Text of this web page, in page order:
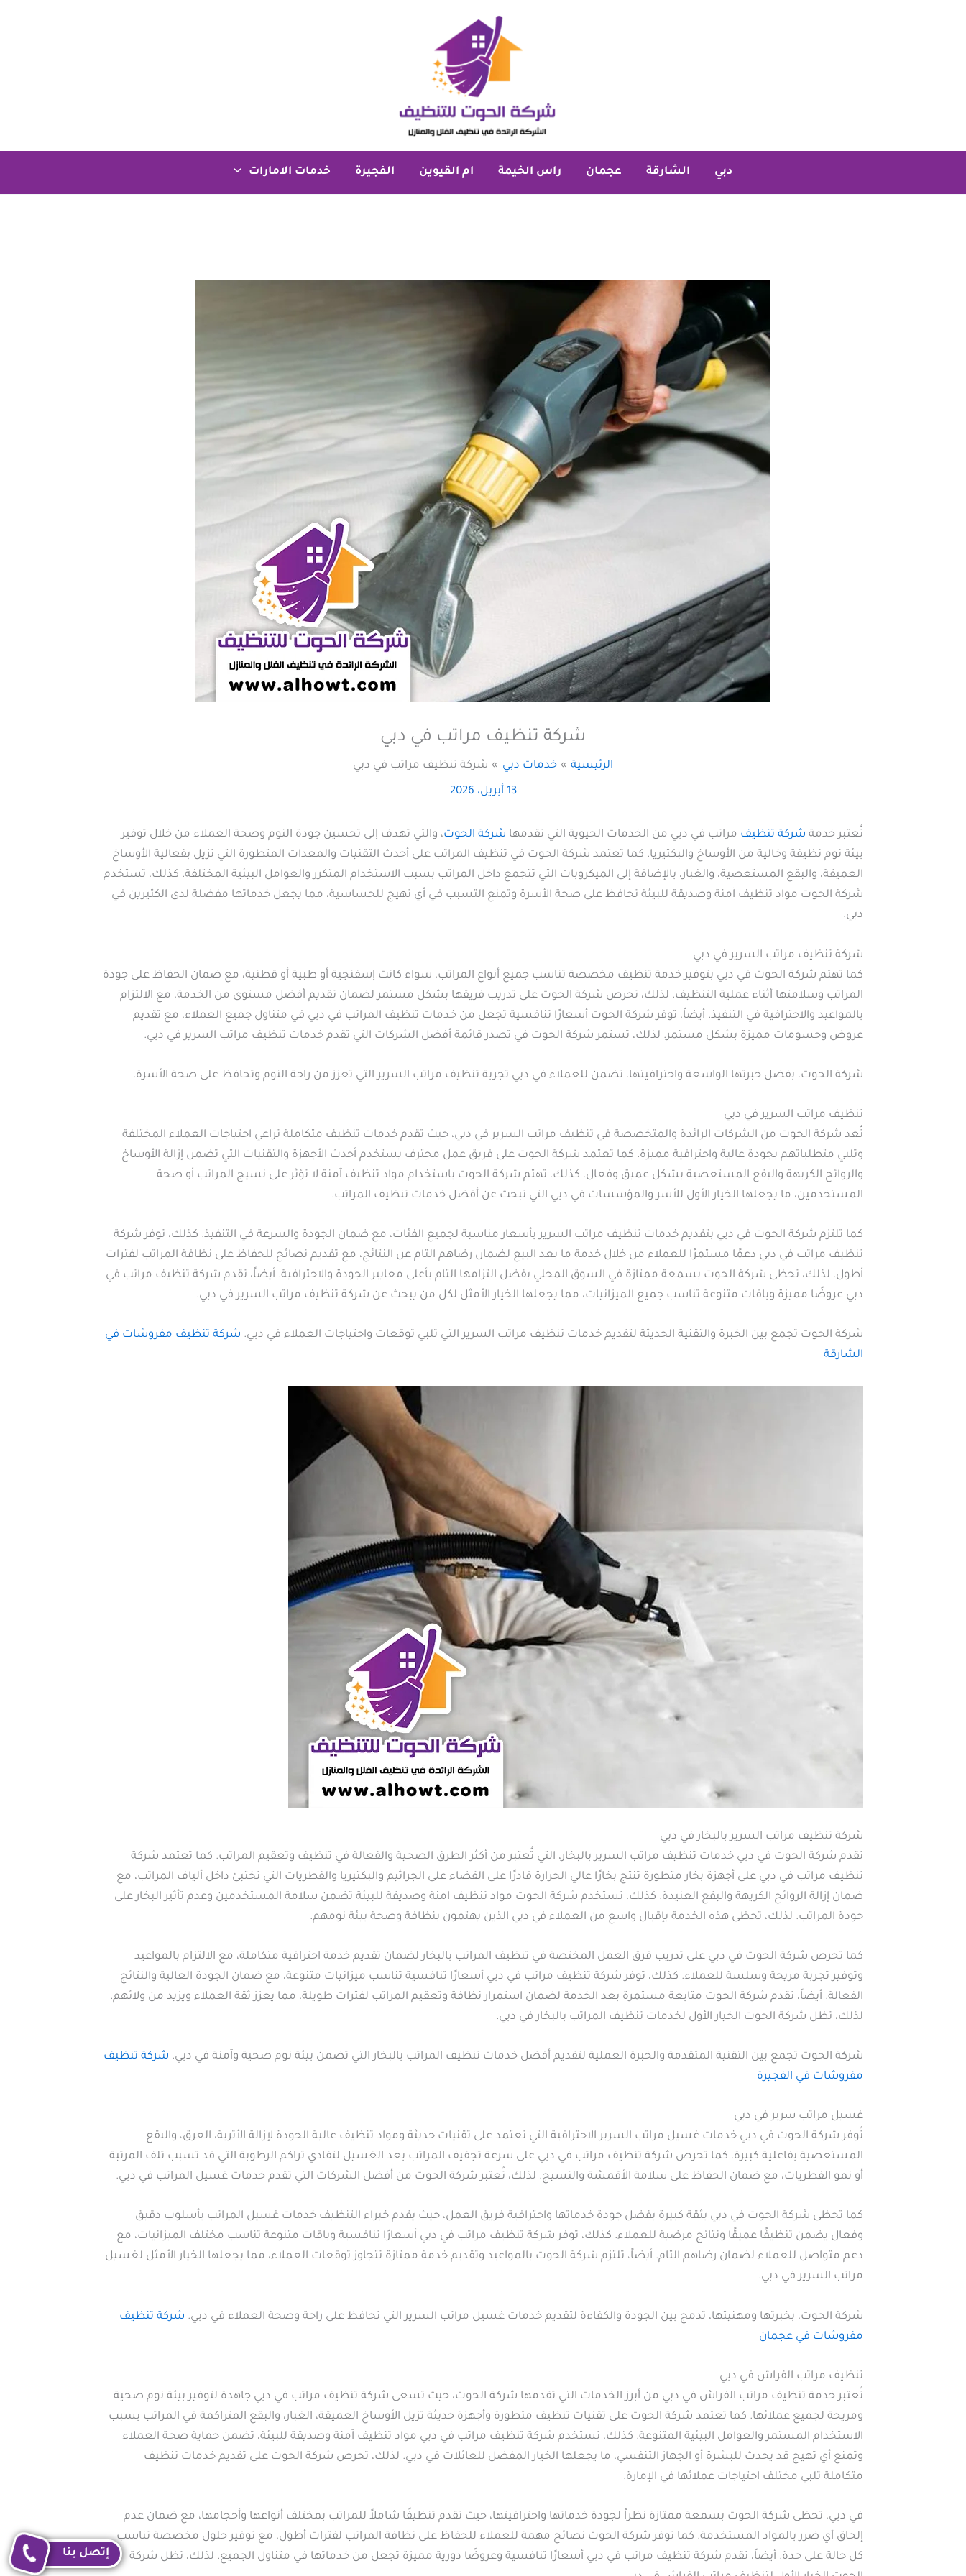
دبي الشارقة عجمان راس الخيمة ام القيوين الفجيرة خدمات الامارات
شركة تنظيف مراتب في دبي
الرئيسية خدمات دبي شركة تنظيف مراتب في دبي
13 أبريل، 2026
تُعتبر خدمة شركة تنظيف مراتب في دبي من الخدمات الحيوية التي تقدمها شركة الحوت، والتي تهدف إلى تحسين جودة النوم وصحة العملاء من خلال توفير
بيئة نوم نظيفة وخالية من الأوساخ والبكتيريا. كما تعتمد شركة الحوت في تنظيف المراتب على أحدث التقنيات والمعدات المتطورة التي تزيل بفعالية الأوساخ
العميقة، والبقع المستعصية، والغبار، بالإضافة إلى الميكروبات التي تتجمع داخل المراتب بسبب الاستخدام المتكرر والعوامل البيئية المختلفة. كذلك، تستخدم
شركة الحوت مواد تنظيف آمنة وصديقة للبيئة تحافظ على صحة الأسرة وتمنع التسبب في أي تهيج للحساسية، مما يجعل خدماتها مفضلة لدى الكثيرين في
دبي.
شركة تنظيف مراتب السرير في دبي
كما تهتم شركة الحوت في دبي بتوفير خدمة تنظيف مخصصة تناسب جميع أنواع المراتب، سواء كانت إسفنجية أو طبية أو قطنية، مع ضمان الحفاظ على جودة
المراتب وسلامتها أثناء عملية التنظيف. لذلك، تحرص شركة الحوت على تدريب فريقها بشكل مستمر لضمان تقديم أفضل مستوى من الخدمة، مع الالتزام
بالمواعيد والاحترافية في التنفيذ. أيضاً، توفر شركة الحوت أسعارًا تنافسية تجعل من خدمات تنظيف المراتب في دبي في متناول جميع العملاء، مع تقديم
عروض وحسومات مميزة بشكل مستمر. لذلك، تستمر شركة الحوت في تصدر قائمة أفضل الشركات التي تقدم خدمات تنظيف مراتب السرير في دبي.
شركة الحوت، بفضل خبرتها الواسعة واحترافيتها، تضمن للعملاء في دبي تجربة تنظيف مراتب السرير التي تعزز من راحة النوم وتحافظ على صحة الأسرة.
تنظيف مراتب السرير في دبي
تُعد شركة الحوت من الشركات الرائدة والمتخصصة في تنظيف مراتب السرير في دبي، حيث تقدم خدمات تنظيف متكاملة تراعي احتياجات العملاء المختلفة
وتلبي متطلباتهم بجودة عالية واحترافية مميزة. كما تعتمد شركة الحوت على فريق عمل محترف يستخدم أحدث الأجهزة والتقنيات التي تضمن إزالة الأوساخ
والروائح الكريهة والبقع المستعصية بشكل عميق وفعال. كذلك، تهتم شركة الحوت باستخدام مواد تنظيف آمنة لا تؤثر على نسيج المراتب أو صحة
المستخدمين، ما يجعلها الخيار الأول للأسر والمؤسسات في دبي التي تبحث عن أفضل خدمات تنظيف المراتب.
كما تلتزم شركة الحوت في دبي بتقديم خدمات تنظيف مراتب السرير بأسعار مناسبة لجميع الفئات، مع ضمان الجودة والسرعة في التنفيذ. كذلك، توفر شركة
تنظيف مراتب في دبي دعمًا مستمرًا للعملاء من خلال خدمة ما بعد البيع لضمان رضاهم التام عن النتائج، مع تقديم نصائح للحفاظ على نظافة المراتب لفترات
أطول. لذلك، تحظى شركة الحوت بسمعة ممتازة في السوق المحلي بفضل التزامها التام بأعلى معايير الجودة والاحترافية. أيضاً، تقدم شركة تنظيف مراتب في
دبي عروضًا مميزة وباقات متنوعة تناسب جميع الميزانيات، مما يجعلها الخيار الأمثل لكل من يبحث عن شركة تنظيف مراتب السرير في دبي.
شركة الحوت تجمع بين الخبرة والتقنية الحديثة لتقديم خدمات تنظيف مراتب السرير التي تلبي توقعات واحتياجات العملاء في دبي. شركة تنظيف مفروشات في
الشارقة
شركة تنظيف مراتب السرير بالبخار في دبي
تقدم شركة الحوت في دبي خدمات تنظيف مراتب السرير بالبخار، التي تُعتبر من أكثر الطرق الصحية والفعالة في تنظيف وتعقيم المراتب. كما تعتمد شركة
تنظيف مراتب في دبي على أجهزة بخار متطورة تنتج بخارًا عالي الحرارة قادرًا على القضاء على الجراثيم والبكتيريا والفطريات التي تختبئ داخل ألياف المراتب، مع
ضمان إزالة الروائح الكريهة والبقع العنيدة. كذلك، تستخدم شركة الحوت مواد تنظيف آمنة وصديقة للبيئة تضمن سلامة المستخدمين وعدم تأثير البخار على
جودة المراتب. لذلك، تحظى هذه الخدمة بإقبال واسع من العملاء في دبي الذين يهتمون بنظافة وصحة بيئة نومهم.
كما تحرص شركة الحوت في دبي على تدريب فرق العمل المختصة في تنظيف المراتب بالبخار لضمان تقديم خدمة احترافية متكاملة، مع الالتزام بالمواعيد
وتوفير تجربة مريحة وسلسة للعملاء. كذلك، توفر شركة تنظيف مراتب في دبي أسعارًا تنافسية تناسب ميزانيات متنوعة، مع ضمان الجودة العالية والنتائج
الفعالة. أيضاً، تقدم شركة الحوت متابعة مستمرة بعد الخدمة لضمان استمرار نظافة وتعقيم المراتب لفترات طويلة، مما يعزز ثقة العملاء ويزيد من ولائهم.
لذلك، تظل شركة الحوت الخيار الأول لخدمات تنظيف المراتب بالبخار في دبي.
شركة الحوت تجمع بين التقنية المتقدمة والخبرة العملية لتقديم أفضل خدمات تنظيف المراتب بالبخار التي تضمن بيئة نوم صحية وآمنة في دبي. شركة تنظيف
مفروشات في الفجيرة
غسيل مراتب سرير في دبي
تُوفر شركة الحوت في دبي خدمات غسيل مراتب السرير الاحترافية التي تعتمد على تقنيات حديثة ومواد تنظيف عالية الجودة لإزالة الأتربة، العرق، والبقع
المستعصية بفاعلية كبيرة. كما تحرص شركة تنظيف مراتب في دبي على سرعة تجفيف المراتب بعد الغسيل لتفادي تراكم الرطوبة التي قد تسبب تلف المرتبة
أو نمو الفطريات، مع ضمان الحفاظ على سلامة الأقمشة والنسيج. لذلك، تُعتبر شركة الحوت من أفضل الشركات التي تقدم خدمات غسيل المراتب في دبي.
كما تحظى شركة الحوت في دبي بثقة كبيرة بفضل جودة خدماتها واحترافية فريق العمل، حيث يقدم خبراء التنظيف خدمات غسيل المراتب بأسلوب دقيق
وفعال يضمن تنظيفًا عميقًا ونتائج مرضية للعملاء. كذلك، توفر شركة تنظيف مراتب في دبي أسعارًا تنافسية وباقات متنوعة تناسب مختلف الميزانيات، مع
دعم متواصل للعملاء لضمان رضاهم التام. أيضاً، تلتزم شركة الحوت بالمواعيد وتقديم خدمة ممتازة تتجاوز توقعات العملاء، مما يجعلها الخيار الأمثل لغسيل
مراتب السرير في دبي.
شركة الحوت، بخبرتها ومهنيتها، تدمج بين الجودة والكفاءة لتقديم خدمات غسيل مراتب السرير التي تحافظ على راحة وصحة العملاء في دبي. شركة تنظيف
مفروشات في عجمان
تنظيف مراتب الفراش في دبي
تُعتبر خدمة تنظيف مراتب الفراش في دبي من أبرز الخدمات التي تقدمها شركة الحوت، حيث تسعى شركة تنظيف مراتب في دبي جاهدة لتوفير بيئة نوم صحية
ومريحة لجميع عملائها. كما تعتمد شركة الحوت على تقنيات تنظيف متطورة وأجهزة حديثة تزيل الأوساخ العميقة، الغبار، والبقع المتراكمة في المراتب بسبب
الاستخدام المستمر والعوامل البيئية المتنوعة. كذلك، تستخدم شركة تنظيف مراتب في دبي مواد تنظيف آمنة وصديقة للبيئة، تضمن حماية صحة العملاء
وتمنع أي تهيج قد يحدث للبشرة أو الجهاز التنفسي، ما يجعلها الخيار المفضل للعائلات في دبي. لذلك، تحرص شركة الحوت على تقديم خدمات تنظيف
متكاملة تلبي مختلف احتياجات عملائها في الإمارة.
في دبي، تحظى شركة الحوت بسمعة ممتازة نظراً لجودة خدماتها واحترافيتها، حيث تقدم تنظيفًا شاملاً للمراتب بمختلف أنواعها وأحجامها، مع ضمان عدم
إلحاق أي ضرر بالمواد المستخدمة. كما توفر شركة الحوت نصائح مهمة للعملاء للحفاظ على نظافة المراتب لفترات أطول، مع توفير حلول مخصصة تناسب
كل حالة على حدة. أيضاً، تقدم شركة تنظيف مراتب في دبي أسعارًا تنافسية وعروضًا دورية مميزة تجعل من خدماتها في متناول الجميع. لذلك، تظل شركة
إتصل بنا